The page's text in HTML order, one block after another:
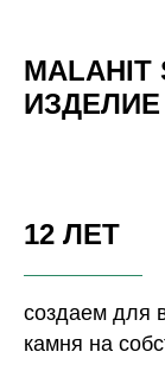
12 ЛЕТ
создаем для
камня на